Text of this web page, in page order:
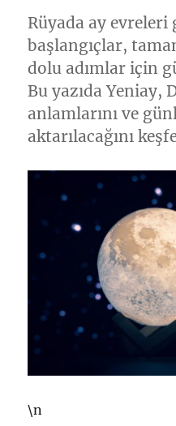
Rüyada ay evreleri
başlangıçlar,
dolu adımlar için
Bu yazıda Yeniay,
anlamlarını ve
aktarılacağını
\n